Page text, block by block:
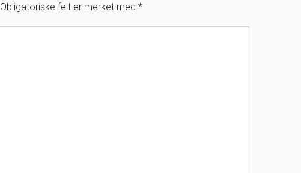
Obligatoriske felt er merket med *